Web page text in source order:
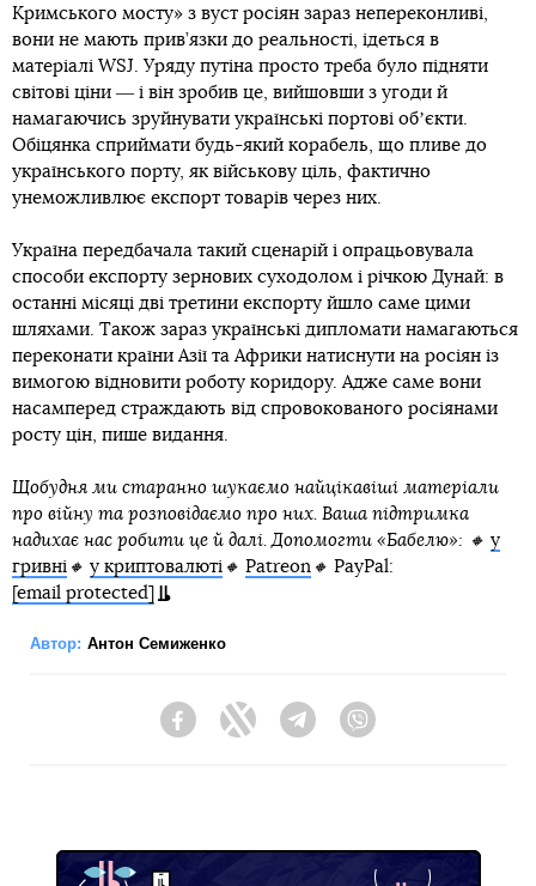
Кримського мосту» з вуст росіян зараз непереконливі,
вони не мають прив’язки до реальності, ідеться в
матеріалі WSJ. Уряду путіна просто треба було підняти
світові ціни ― і він зробив це, вийшовши з угоди й
намагаючись зруйнувати українські портові обʼєкти.
Обіцянка сприймати будь-який корабель, що пливе до
українського порту, як військову ціль, фактично
унеможливлює експорт товарів через них.
Україна передбачала такий сценарій і опрацьовувала
способи експорту зернових суходолом і річкою Дунай: в
останні місяці дві третини експорту йшло саме цими
шляхами. Також зараз українські дипломати намагаються
переконати країни Азії та Африки натиснути на росіян із
вимогою відновити роботу коридору. Адже саме вони
насамперед страждають від спровокованого росіянами
росту цін, пише видання.
Щобудня ми старанно шукаємо найцікавіші матеріали
про війну та розповідаємо про них. Ваша підтримка
надихає нас робити це й далі. Допомогти «Бабелю»: 🔸 у
гривні 🔸 у криптовалюті 🔸 Patreon 🔸 PayPal:
[email protected]
Автор: Антон Семиженко
FacebookTwitter Telegram